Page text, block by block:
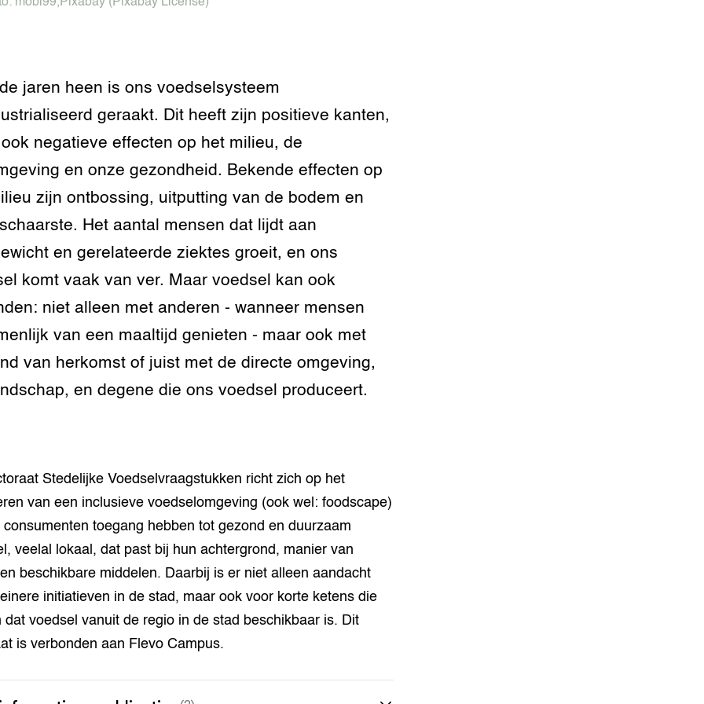
en
exoten
genetische
diversiteit
jaren heen is ons voedselsysteem
geraakt. Dit heeft zijn positieve kanten,
negatieve effecten op het milieu, de
en onze gezondheid. Bekende effecten op
zijn ontbossing, uitputting van de bodem en
Het aantal mensen dat lijdt aan
en gerelateerde ziektes groeit, en ons
komt vaak van ver. Maar voedsel kan ook
niet alleen met anderen - wanneer mensen
van een maaltijd genieten - maar ook met
van herkomst of juist met de directe omgeving,
en degene die ons voedsel produceert.
Stedelijke Voedselvraagstukken richt zich op het
van een inclusieve voedselomgeving (ook wel: foodscape)
consumenten toegang hebben tot gezond en duurzaam
veelal lokaal, dat past bij hun achtergrond, manier van
beschikbare middelen. Daarbij is er niet alleen aandacht
initiatieven in de stad, maar ook voor korte ketens die
dat voedsel vanuit de regio in de stad beschikbaar is. Dit
is verbonden aan Flevo Campus.